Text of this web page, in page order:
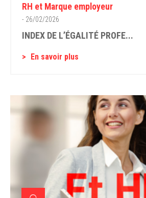
RH et Marque employeur
- 26/02/2026
INDEX DE L’ÉGALITÉ PROFE...
En savoir plus